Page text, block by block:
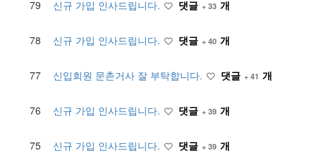
79 신규 가입 인사드립니다. 댓글 + 33 개
78 신규 가입 인사드립니다. 댓글 + 40 개
77 신입회원 문촌거사 잘 부탁합니다. 댓글 + 41 개
76 신규 가입 인사드립니다. 댓글 + 39 개
75 신규 가입 인사드립니다. 댓글 + 39 개